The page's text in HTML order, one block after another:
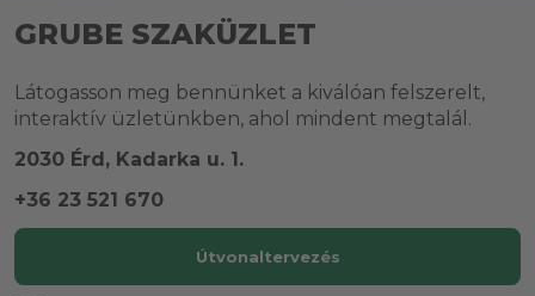
GRUBE SZAKÜZLET
Látogasson meg bennünket a kiválóan felszerelt,
interaktív üzletünkben, ahol mindent megtalál.
2030 Érd, Kadarka u. 1.
+36 23 521 670
Útvonaltervezés